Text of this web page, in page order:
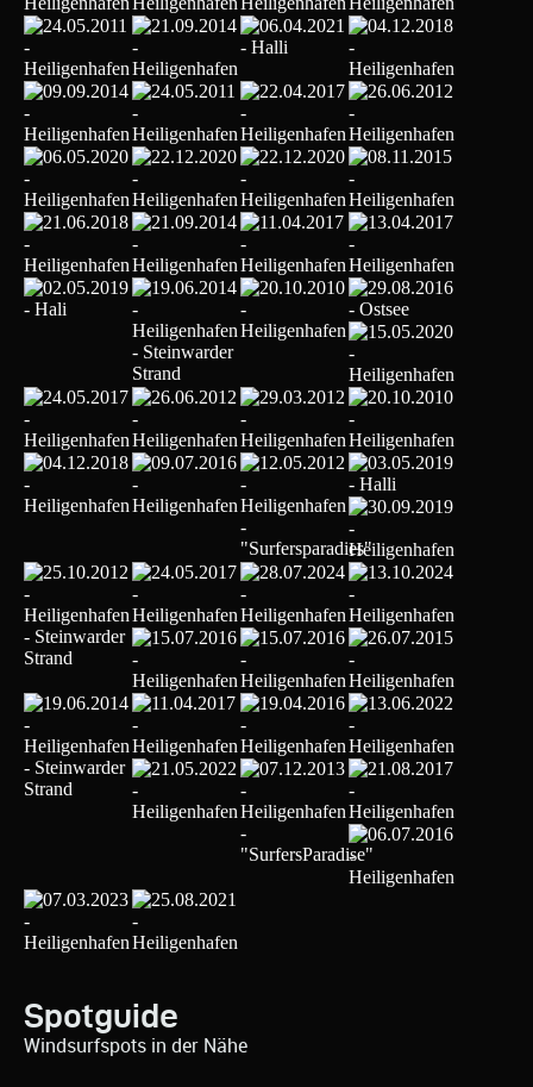
Spotguide
Windsurfspots in der Nähe